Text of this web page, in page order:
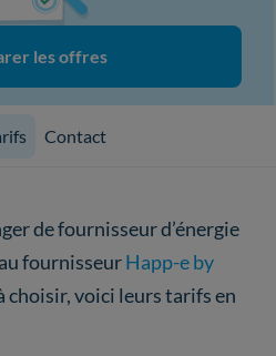
les offres
Contact
de fournisseur d’énergie
fournisseurHapp-e by
choisir, voici leurs tarifs en